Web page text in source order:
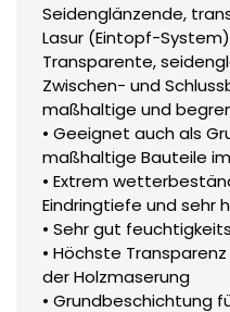
Seidenglänzende,
Lasur (Eintopf-
Transparente,
Zwischen- und
maßhaltige und
• Geeignet auch als
maßhaltige Bauteile
• Extrem
Eindringtiefe und sehr
• Sehr gut
• Höchste
der Holzmaserung
• Grundbeschichtung